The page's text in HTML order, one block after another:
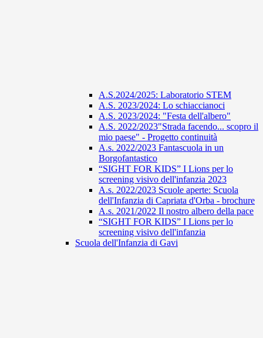
A.S.2024/2025: Laboratorio STEM
A.S. 2023/2024: Lo schiaccianoci
A.S. 2023/2024: "Festa dell'albero"
A.S. 2022/2023"Strada facendo... scopro il
mio paese" - Progetto continuità
A.s. 2022/2023 Fantascuola in un
Borgofantastico
“SIGHT FOR KIDS” I Lions per lo
screening visivo dell'infanzia 2023
A.s. 2022/2023 Scuole aperte: Scuola
dell'Infanzia di Capriata d'Orba - brochure
A.s. 2021/2022 Il nostro albero della pace
“SIGHT FOR KIDS” I Lions per lo
screening visivo dell'infanzia
Scuola dell'Infanzia di Gavi